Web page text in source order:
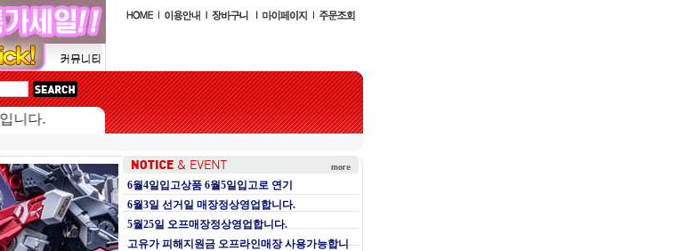
6월4일입고상품 6월5일입고로 연기
6월3일 선거일 매장정상영업합니다.
5월25일 오프매장정상영업합니다.
고유가 피해지원금 오프라인매장 사용가능합니